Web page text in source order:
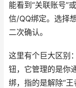
能看到“关联账号”
信/QQ绑定。选择
二次确认。
这里有个巨大区别
钮，它管理的是你
绑，指的是解除“